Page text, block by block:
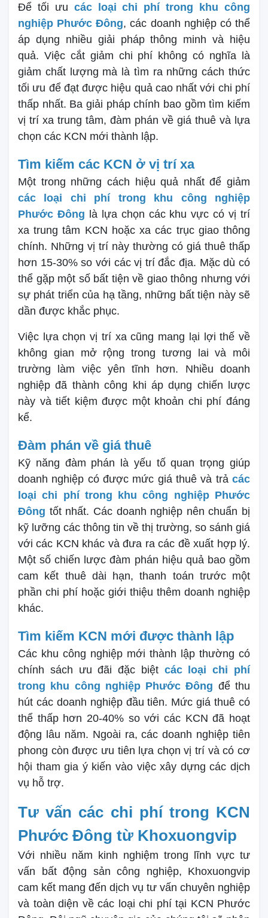
Để tối ưu các loại chi phí trong khu công
nghiệp Phước Đông, các doanh nghiệp có thể
áp dụng nhiều giải pháp thông minh và hiệu
quả. Việc cắt giảm chi phí không có nghĩa là
giảm chất lượng mà là tìm ra những cách thức
tối ưu để đạt được hiệu quả cao nhất với chi phí
thấp nhất. Ba giải pháp chính bao gồm tìm kiếm
vị trí xa trung tâm, đàm phán về giá thuê và lựa
chọn các KCN mới thành lập.
Tìm kiếm các KCN ở vị trí xa
Một trong những cách hiệu quả nhất để giảm
các loại chi phí trong khu công nghiệp
Phước Đông là lựa chọn các khu vực có vị trí
xa trung tâm KCN hoặc xa các trục giao thông
chính. Những vị trí này thường có giá thuê thấp
hơn 15-30% so với các vị trí đắc địa. Mặc dù có
thể gặp một số bất tiện về giao thông nhưng với
sự phát triển của hạ tầng, những bất tiện này sẽ
dần được khắc phục.
Việc lựa chọn vị trí xa cũng mang lại lợi thế về
không gian mở rộng trong tương lai và môi
trường làm việc yên tĩnh hơn. Nhiều doanh
nghiệp đã thành công khi áp dụng chiến lược
này và tiết kiệm được một khoản chi phí đáng
kể.
Đàm phán về giá thuê
Kỹ năng đàm phán là yếu tố quan trọng giúp
doanh nghiệp có được mức giá thuê và trả các
loại chi phí trong khu công nghiệp Phước
Đông tốt nhất. Các doanh nghiệp nên chuẩn bị
kỹ lưỡng các thông tin về thị trường, so sánh giá
với các KCN khác và đưa ra các đề xuất hợp lý.
Một số chiến lược đàm phán hiệu quả bao gồm
cam kết thuê dài hạn, thanh toán trước một
phần chi phí hoặc giới thiệu thêm doanh nghiệp
khác.
Tìm kiếm KCN mới được thành lập
Các khu công nghiệp mới thành lập thường có
chính sách ưu đãi đặc biệt các loại chi phí
trong khu công nghiệp Phước Đông để thu
hút các doanh nghiệp đầu tiên. Mức giá thuê có
thể thấp hơn 20-40% so với các KCN đã hoạt
động lâu năm. Ngoài ra, các doanh nghiệp tiên
phong còn được ưu tiên lựa chọn vị trí và có cơ
hội tham gia ý kiến vào việc xây dựng các dịch
vụ hỗ trợ.
Tư vấn các chi phí trong KCN
Phước Đông từ Khoxuongvip
Với nhiều năm kinh nghiệm trong lĩnh vực tư
vấn bất động sản công nghiệp, Khoxuongvip
cam kết mang đến dịch vụ tư vấn chuyên nghiệp
và toàn diện về các loại chi phí tại KCN Phước